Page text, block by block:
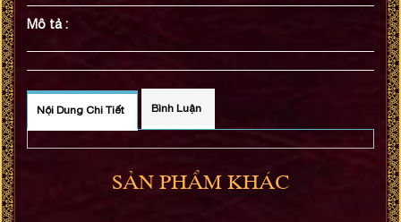
Mô tả :
Nội Dung Chi Tiết Bình Luận
SẢN PHẨM KHÁC